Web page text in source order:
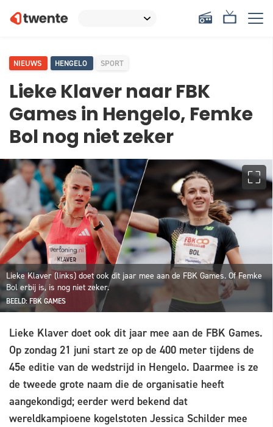
NIEUWS HENGELO SPORT
Lieke Klaver naar FBK
Games in Hengelo, Femke
Bol nog niet zeker
Lieke Klaver (links) doet ook dit jaar mee aan de FBK Games. Of Femke
Bol erbij is, is nog niet zeker.
BEELD: FBK GAMES
Lieke Klaver doet ook dit jaar mee aan de FBK Games.
Op zondag 21 juni start ze op de 400 meter tijdens de
45e editie van de wedstrijd in Hengelo. Daarmee is ze
de tweede grote naam die de organisatie heeft
aangekondigd; eerder werd bekend dat
wereldkampioene kogelstoten Jessica Schilder mee